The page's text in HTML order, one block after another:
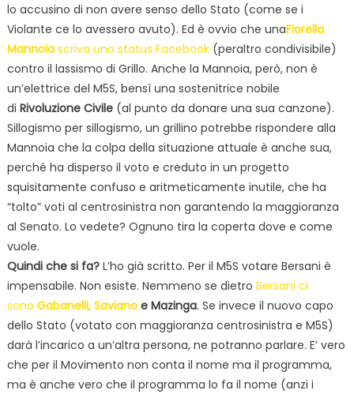
lo accusino di non avere senso dello Stato (come se i
Violante ce lo avessero avuto). Ed è ovvio che unaFiorella
Mannoiascriva uno status Facebook (peraltro condivisibile)
contro il lassismo di Grillo. Anche la Mannoia, però, non è
un’elettrice del M5S, bensì una sostenitrice nobile
di Rivoluzione Civile(al punto da donare una sua canzone).
Sillogismo per sillogismo, un grillino potrebbe rispondere alla
Mannoia che la colpa della situazione attuale è anche sua,
perché ha disperso il voto e creduto in un progetto
squisitamente confuso e aritmeticamente inutile, che ha
“tolto” voti al centrosinistra non garantendo la maggioranza
al Senato. Lo vedete? Ognuno tira la coperta dove e come
vuole.
Quindi che si fa?L’ho già scritto. Per il M5S votare Bersani è
impensabile. Non esiste. Nemmeno se dietro Bersani ci
sono Gabanelli, Savianoe Mazinga. Se invece il nuovo capo
dello Stato (votato con maggioranza centrosinistra e M5S)
darà l’incarico a un’altra persona, ne potranno parlare. E’ vero
che per il Movimento non conta il nome ma il programma,
ma è anche vero che il programma lo fa il nome (anzi i